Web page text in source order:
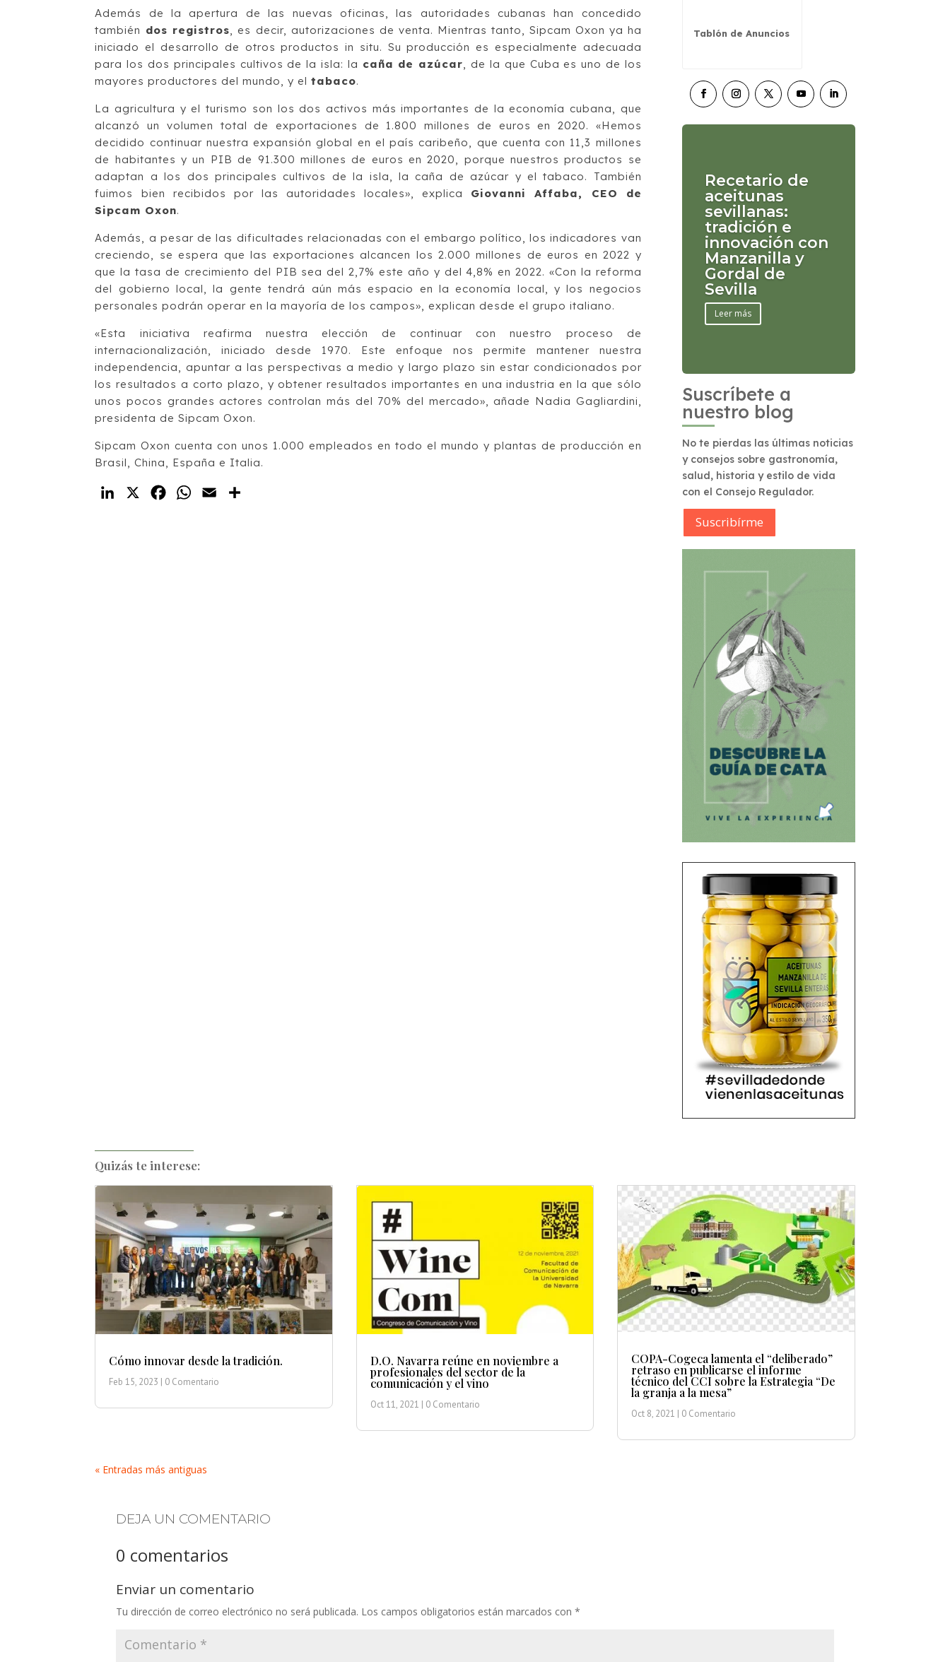
Además de la apertura de las nuevas oficinas, las autoridades cubanas han concedido
también dos registros , es decir, autorizaciones de venta. Mientras tanto, Sipcam Oxon ya ha
iniciado el desarrollo de otros productos in situ. Su producción es especialmente adecuada
para los dos principales cultivos de la isla: la caña de azúcar , de la que Cuba es uno de los
mayores productores del mundo, y eltabaco.
La agricultura y el turismo son los dos activos más importantes de la economía cubana, que
alcanzó un volumen total de exportaciones de 1.800 millones de euros en 2020. «Hemos
decidido continuar nuestra expansión global en el país caribeño, que cuenta con 11,3 millones
de habitantes y un PIB de 91.300 millones de euros en 2020, porque nuestros productos se
adaptan a los dos principales cultivos de la isla, la caña de azúcar y el tabaco. También
fuimos bien recibidos por las autoridades locales», explica Giovanni Affaba, CEO de
Sipcam Oxon.
Además, a pesar de las dificultades relacionadas con el embargo político, los indicadores van
creciendo, se espera que las exportaciones alcancen los 2.000 millones de euros en 2022 y
que la tasa de crecimiento del PIB sea del 2,7% este año y del 4,8% en 2022. «Con la reforma
del gobierno local, la gente tendrá aún más espacio en la economía local, y los negocios
personales podrán operar en la mayoría de los campos», explican desde el grupo italiano.
«Esta iniciativa reafirma nuestra elección de continuar con nuestro proceso de
internacionalización, iniciado desde 1970. Este enfoque nos permite mantener nuestra
independencia, apuntar a las perspectivas a medio y largo plazo sin estar condicionados por
los resultados a corto plazo, y obtener resultados importantes en una industria en la que sólo
unos pocos grandes actores controlan más del 70% del mercado», añade Nadia Gagliardini,
presidenta de Sipcam Oxon.
Sipcam Oxon cuenta con unos 1.000 empleados en todo el mundo y plantas de producción en
Brasil, China, España e Italia.
LinkedIn
X FacebookWhatsApp
Email
Tablón de Anuncios
Recetario de
aceitunas
sevillanas:
tradición e
innovación con
Manzanilla y
Gordal de
Sevilla
Leer más
Suscríbete a
nuestro blog
No te pierdas las últimas noticias
y consejos sobre gastronomía,
salud, historia y estilo de vida
con el Consejo Regulador.
Suscribírme
Quizás te interese:
Cómo innovar desde la tradición.
Feb 15, 2023 | 0 Comentario
D.O. Navarra reúne en noviembre a
profesionales del sector de la
comunicación y el vino
Oct 11, 2021 | 0 Comentario
COPA-Cogeca lamenta el “deliberado”
retraso en publicarse el informe
técnico del CCI sobre la Estrategia “De
la granja a la mesa”
Oct 8, 2021 | 0 Comentario
« Entradas más antiguas
DEJA UN COMENTARIO
0 comentarios
Enviar un comentario
Tu dirección de correo electrónico no será publicada. Los campos obligatorios están marcados con*